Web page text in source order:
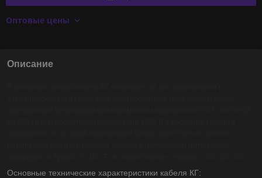
Оптовые цены
Описание
Основные технические характеристики кабеля КГ: